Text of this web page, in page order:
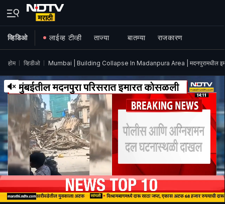
व्हिडिओ लाईव्ह टीव्ही ताज्या बातम्या राजकारण
होम व्हिडीओ Mumbai | Building Collapse In Madanpura Area | मदनपुरामधील